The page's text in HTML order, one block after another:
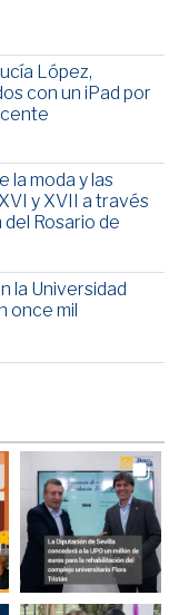
López,
con un iPad por
la moda y las
y XVII a través
Rosario de
la Universidad
once mil